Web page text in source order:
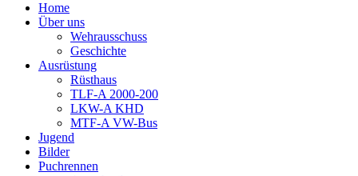
Home
Über uns
Wehrausschuss
Geschichte
Ausrüstung
Rüsthaus
TLF-A 2000-200
LKW-A KHD
MTF-A VW-Bus
Jugend
Bilder
Puchrennen